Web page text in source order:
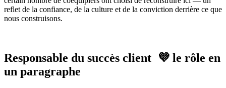
reflet de la confiance, de la culture et de la conviction derrière ce que
nous construisons.
Responsable du succès client 💜 le rôle en
un paragraphe